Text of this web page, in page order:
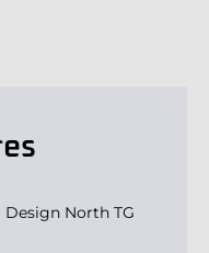
Design North TG